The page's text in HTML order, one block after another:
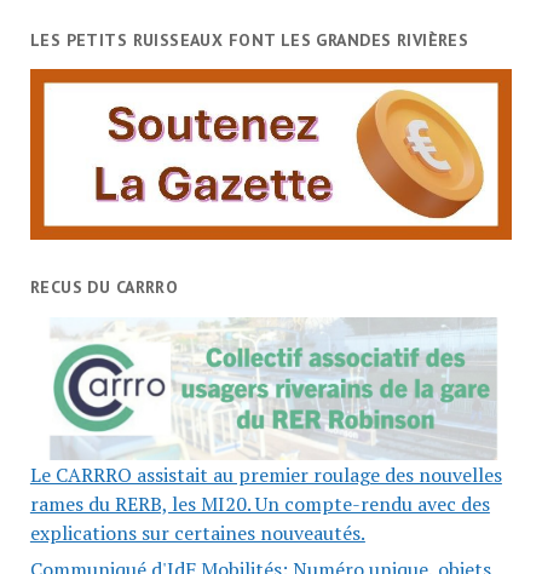
LES PETITS RUISSEAUX FONT LES GRANDES RIVIÈRES
RECUS DU CARRRO
Le CARRRO assistait au premier roulage des nouvelles
rames du RERB, les MI20. Un compte-rendu avec des
explications sur certaines nouveautés.